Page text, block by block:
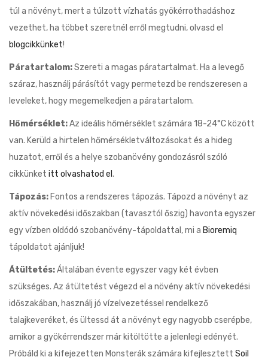
túl a növényt, mert a túlzott vízhatás gyökérrothadáshoz
vezethet, ha többet szeretnél erről megtudni, olvasd el
blogcikkünket!
Páratartalom:Szereti a magas páratartalmat. Ha a levegő
száraz, használj párásítót vagy permetezd be rendszeresen a
leveleket, hogy megemelkedjen a páratartalom.
Hőmérséklet:Az ideális hőmérséklet számára 18-24°C között
van. Kerüld a hirtelen hőmérsékletváltozásokat és a hideg
huzatot, erről és a helye szobanövény gondozásról szóló
cikkünket itt olvashatod el .
Tápozás: Fontos a rendszeres tápozás. Tápozd a növényt az
aktív növekedési időszakban (tavasztól őszig) havonta egyszer
egy vízben oldódó szobanövény-tápoldattal, mi a Bioremiq
tápoldatot ajánljuk!
Átültetés:Általában évente egyszer vagy két évben
szükséges. Az átültetést végezd el a növény aktív növekedési
időszakában, használj jó vízelvezetéssel rendelkező
talajkeveréket, és ültessd át a növényt egy nagyobb cserépbe,
amikor a gyökérrendszer már kitöltötte a jelenlegi edényét.
Próbáld ki a kifejezetten Monsterák számára kifejlesztett Soil